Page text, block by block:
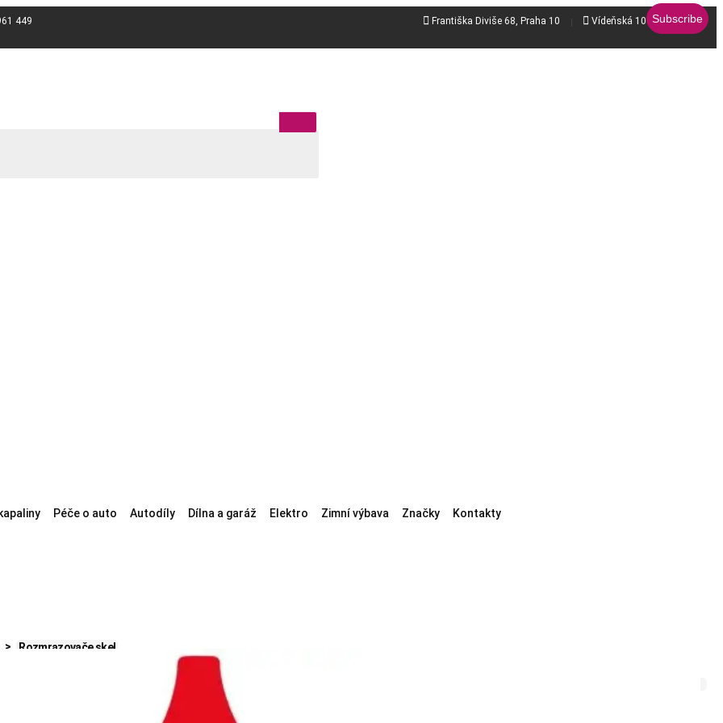
449  Františka Diviše 68, Praha 10  Vídeňská 106b, Brno - jih
Péče o auto Autodíly Dílna a garáž Elektro Zimní výbava Značky Kontakty
Rozmrazovače skel
Maziva Čištění klimatizace
Opravy laku Utěrky a houby
Čištění palivového systému Kosmetické sady